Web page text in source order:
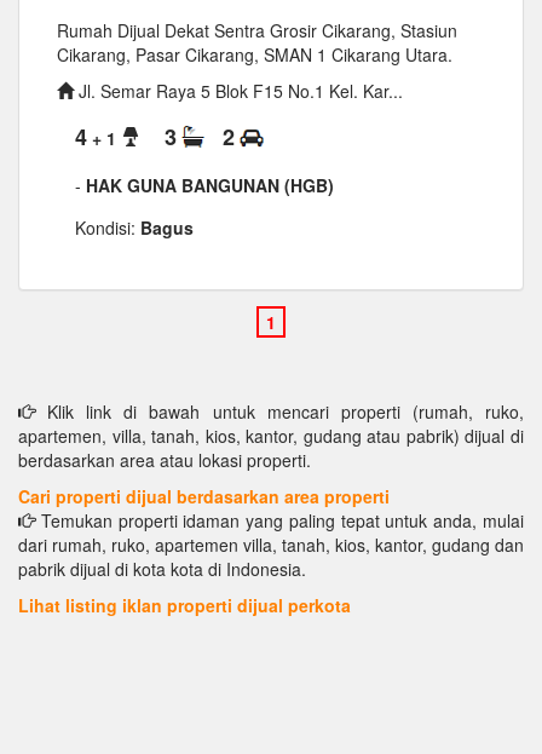
Rumah Dijual Dekat Sentra Grosir Cikarang, Stasiun
Cikarang, Pasar Cikarang, SMAN 1 Cikarang Utara.
Jl. Semar Raya 5 Blok F15 No.1 Kel. Kar...
4 + 1 3 2
- HAK GUNA BANGUNAN (HGB)
Kondisi: Bagus
Klik link di bawah untuk mencari properti (rumah, ruko,
apartemen, villa, tanah, kios, kantor, gudang atau pabrik) dijual di
berdasarkan area atau lokasi properti.
Cari properti dijual berdasarkan area properti
Temukan properti idaman yang paling tepat untuk anda, mulai
dari rumah, ruko, apartemen villa, tanah, kios, kantor, gudang dan
pabrik dijual di kota kota di Indonesia.
Lihat listing iklan properti dijual perkota